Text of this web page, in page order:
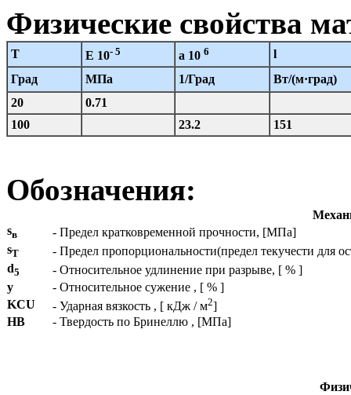
Физические свойства
T E 10- 5 a 10 6
l
Град
МПа 1/Град
Вт/(м·град)
20
0.71
100
23.2 151
Обозначения:
sв
- Предел кратковременной прочности, [МПа]
sT
- Предел пропорциональности(предел текучести для
d5
- Относительное удлинение при разрыве, [ % ]
y
- Относительное сужение , [ % ]
KCU
- Ударная вязкость , [ кДж / м2]
HB
- Твердость по Бринеллю , [МПа]